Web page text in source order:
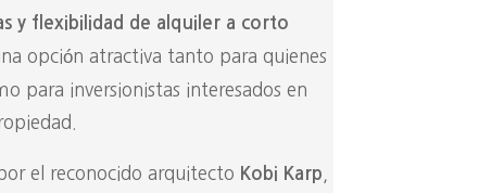
y flexibilidad de alquiler a corto
opción atractiva tanto para quienes
para inversionistas interesados en
el reconocido arquitecto Kobi Karp